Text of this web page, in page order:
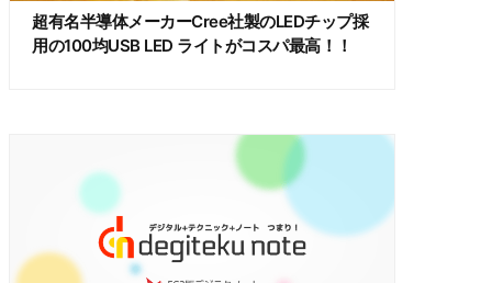
超有名半導体メーカーCree社製のLEDチップ採
用の100均USB LED ライトがコスパ最高！！